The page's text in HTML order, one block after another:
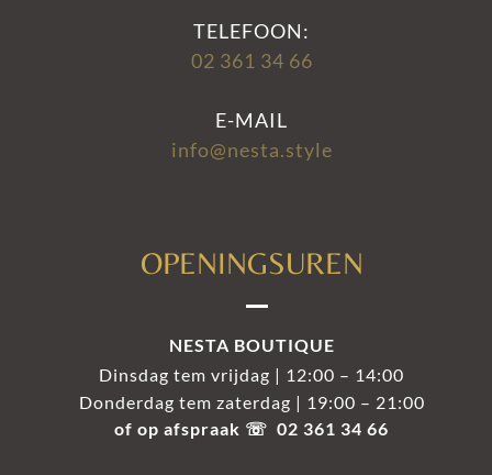
TELEFOON:
02 361 34 66
E-MAIL
info@nesta.style
OPENINGSUREN
NESTA BOUTIQUE
Dinsdag tem vrijdag | 12:00 – 14:00
Donderdag tem zaterdag | 19:00 – 21:00
of op afspraak ☏ 02 361 34 66